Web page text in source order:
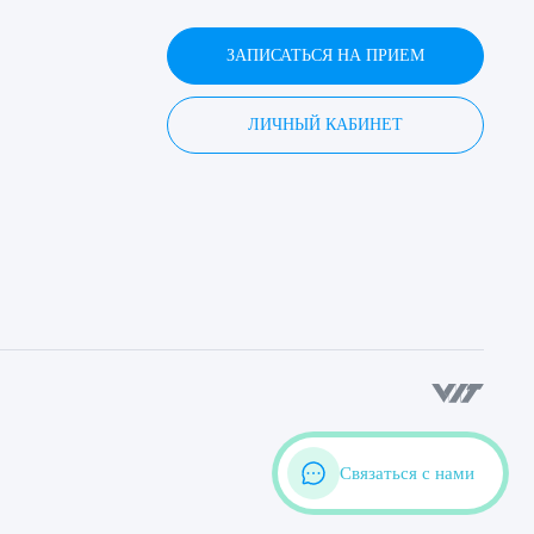
ЗАПИСАТЬСЯ НА ПРИЕМ
ЛИЧНЫЙ КАБИНЕТ
Связаться с нами